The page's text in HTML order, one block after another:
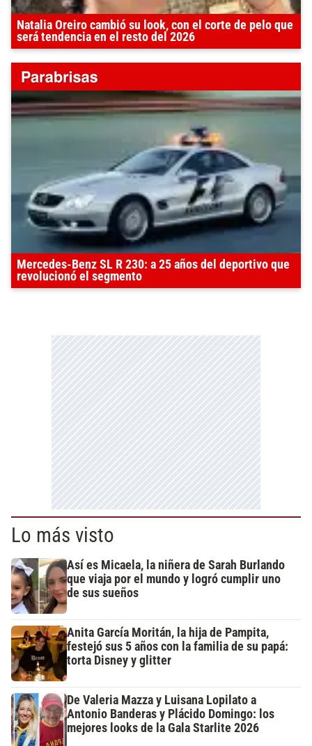
Natalia Oreiro cambió su look, con el corte de pelo que
será tendencia en el resto del 2026
Mercedes-Benz SL R 230: a 25 años del deportivo que
revolucionó el segmento
Lo más visto
Así es Micaela, la niñera de Sarah Burlando
que viaja por el mundo y logró cumplir uno
de sus sueños
Anita García Moritán, la hija de Pampita,
festejó sus 5 años con la familia de su papá:
torta Disney y glitter
De Valeria Mazza y Luisana Lopilato a
Antonio Banderas y Plácido Domingo: los
mejores looks de la Gala Starlite 2026